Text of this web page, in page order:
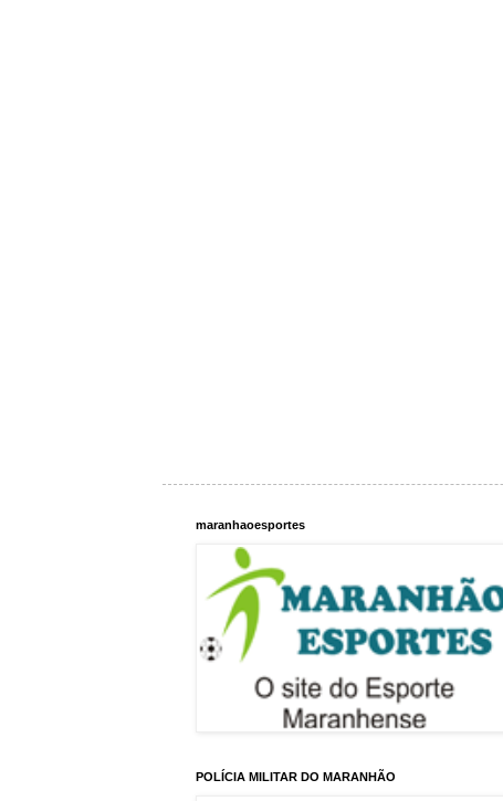
maranhaoesportes
POLÍCIA MILITAR DO MARANHÃO